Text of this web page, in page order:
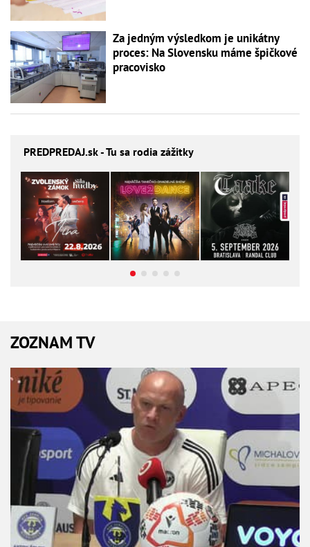
Za jedným výsledkom je unikátny
proces: Na Slovensku máme špičkové
pracovisko
PREDPREDAJ.sk - Tu sa rodia zážitky
ZOZNAM TV